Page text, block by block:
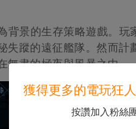
背景的生存策略遊戲。玩
失蹤的遠征艦隊。然而計
無盡的極夜與風暴之中。
獲得更多的電玩狂
按讚加入粉絲